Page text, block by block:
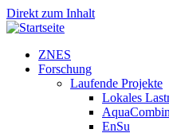
Direkt zum Inhalt
ZNES
Forschung
Laufende Projekte
Lokales
EnSu